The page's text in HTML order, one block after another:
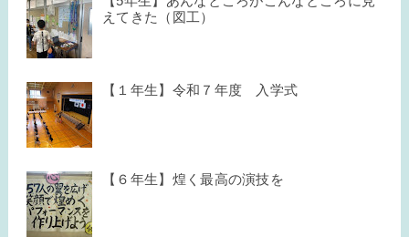
えてきた（図工）
【１年生】令和７年度 入学式
【６年生】煌く最高の演技を